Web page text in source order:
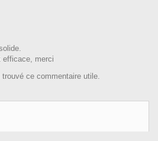
efficace, merci
ce commentaire utile.